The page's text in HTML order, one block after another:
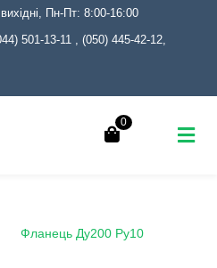
Пн-Пт: 8:00-16:00
501-13-11 , (050) 445-42-12,
0
Фланець Ду200 Ру10